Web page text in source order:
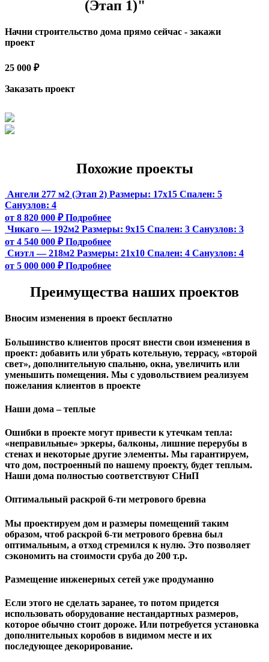
(Этап 1)"
Начни строительство дома прямо сейчас - закажи
проект
25 000 ₽
Заказать проект
Похожие проекты
Ангели 277 м2 (Этап 2) Размеры: 17х15 Спален: 5
Санузлов: 4
от 8 820 000 ₽ Подробнее
Чикаго — 192м2 Размеры: 9х15 Спален: 3 Санузлов: 3
от 4 540 000 ₽ Подробнее
Сиэтл — 218м2 Размеры: 21х10 Спален: 4 Санузлов: 4
от 5 000 000 ₽ Подробнее
Преимущества наших проектов
Вносим изменения в проект бесплатно
Большинство клиентов просят внести свои изменения в
проект: добавить или убрать котельную, террасу, «второй
свет», дополнительную спальню, окна, увеличить или
уменьшить помещения. Мы с удовольствием реализуем
пожелания клиентов в проекте
Наши дома – теплые
Ошибки в проекте могут привести к утечкам тепла:
«неправильные» эркеры, балконы, лишние перерубы в
стенах и некоторые другие элементы. Мы гарантируем,
чтo дом, построенный по нашему проекту, будет теплым.
Наши дома полностью соответствуют СНиП
Оптимальный раскрой 6-ти метрового бревна
Мы проектируем дом и размеры помещений таким
образом, чтоб раскрой 6-ти метрового бревна был
оптимальным, а отход стремился к нулю. Это позволяет
сэкономить на стоимости сруба до 200 т.р.
Размещение инженерных сетей уже продуманно
Если этого не сделать заранее, то потом придется
использовать оборудование нестандартных размеров,
которое обычно стоит дороже. Или потребуется установка
дополнительных коробов в видимом месте и их
последующее декорирование.